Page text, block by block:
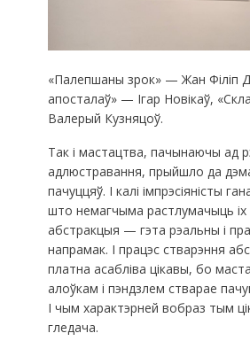
«Палепшаны зрок» — Жан Філіп
апосталаў» — Ігар Новікаў,
Валерый Кузняцоў.
Так і мастацтва, пачынаючы ад
адлюстравання, прыйшло да
пачуццяў. І калі імпрэсіяністы
што немагчыма растлумачыць
абстракцыя — гэта рэальны і
напрамак. І працэс стварэння
платна асабліва цікавы, бо
алоўкам і пэндзлем стварае
І чым характэрней вобраз тым
гледача.